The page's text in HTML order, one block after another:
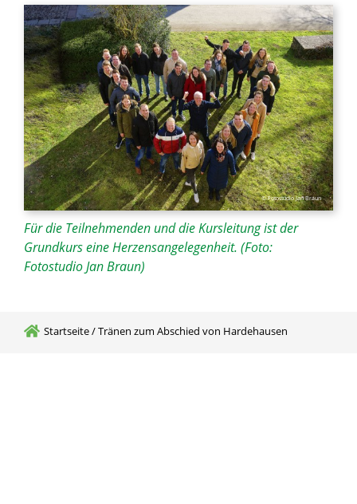
© Fotostudio Jan Braun
Für die Teilnehmenden und die Kursleitung ist der
Grundkurs eine Herzensangelegenheit. (Foto:
Fotostudio Jan Braun)
Startseite/Tränen zum Abschied von Hardehausen